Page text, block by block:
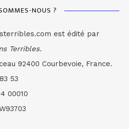
NOUS ?
est édité par
Terribles.
92400 Courbevoie, France.
53
00010